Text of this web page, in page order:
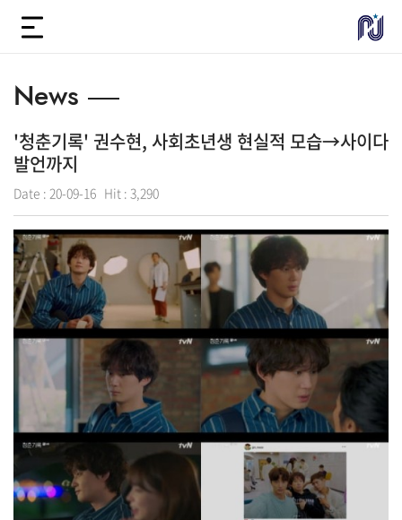
News
'청춘기록' 권수현, 사회초년생 현실적 모습→사이다
발언까지
Date : 20-09-16 Hit : 3,290